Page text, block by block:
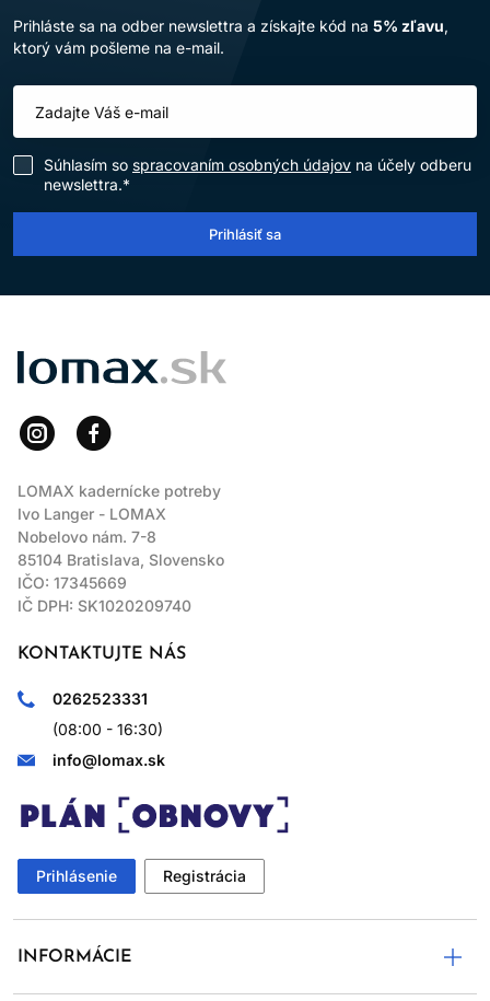
Prihláste sa na odber newslettra a získajte kód na 5% zľavu,
ktorý vám pošleme na e-mail.
Súhlasím so spracovaním osobných údajov na účely odberu
newslettra.*
Prihlásiť sa
LOMAX
LOMAX kadernícke potreby
Ivo Langer - LOMAX
Nobelovo nám. 7-8
85104 Bratislava, Slovensko
IČO: 17345669
IČ DPH: SK1020209740
KONTAKTUJTE NÁS
0262523331
(08:00 - 16:30)
info@lomax.sk
Prihlásenie Registrácia
INFORMÁCIE